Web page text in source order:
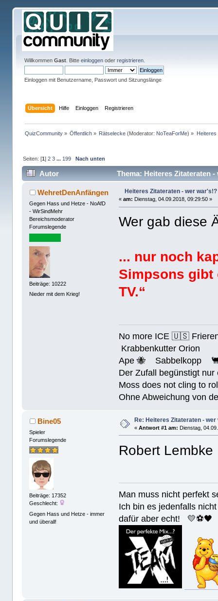
Willkommen Gast. Bitte einloggenoder registrieren.
Einloggen mit Benutzername, Passwort und Sitzungslänge
Übersicht Hilfe Einloggen Registrieren
QuizCommunity» Öffentlich » Rätselecke (Moderator: NoTeaForMe) »
Seiten: [1] 2 3 ... 199 Nach unten
Autor Thema: Heiteres Zitateraten
WehretDenAnfängen
Gegen Hass und Hetze - NoAfD
- WirSindMehr
Bereichsmoderator
Forumslegende
Beiträge: 10222
Nieder mit dem Krieg!
Heiteres Zitateraten - wer war's!?
«am: Dienstag, 04.09.2018, 09:29:50 »
Wer gab diese
... nur noch
Simpsons gibt
TV.“
No more ICE 🇺🇸
Krabbenkutter Orion
Ape 🐝 Sabbelkopp
Der Zufall begünstigt
Moss does not cling to
Ohne Abweichung von
Bine05
Spieler
Forumslegende
Beiträge: 17352
Geschlecht:
Gegen Hass und Hetze - immer
und überall!
Re: Heiteres Zitateraten -
«Antwort #1 am: Dienstag,
Robert
Man muss nicht
Ich bin es jedenfalls
dafür aber echt! 💛⚽️🖤